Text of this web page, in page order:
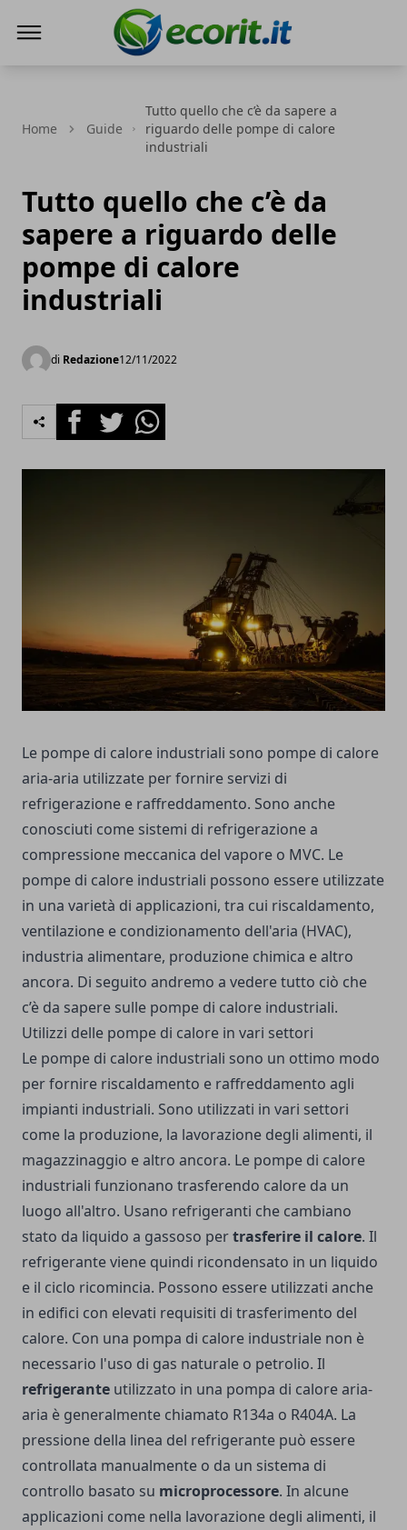
Home Guide
Tutto quello che c’è da sapere a
riguardo delle pompe di calore
industriali
Tutto quello che c’è da
sapere a riguardo delle
pompe di calore
industriali
di Redazione12/11/2022
FacebookTwitterWhatsapp
Le pompe di calore industriali sono pompe di calore
aria-aria utilizzate per fornire servizi di
refrigerazione e raffreddamento. Sono anche
conosciuti come sistemi di refrigerazione a
compressione meccanica del vapore o MVC. Le
pompe di calore industriali possono essere utilizzate
in una varietà di applicazioni, tra cui riscaldamento,
ventilazione e condizionamento dell'aria (HVAC),
industria alimentare, produzione chimica e altro
ancora. Di seguito andremo a vedere tutto ciò che
c’è da sapere sulle pompe di calore industriali.
Utilizzi delle pompe di calore in vari settori
Le pompe di calore industriali sono un ottimo modo
per fornire riscaldamento e raffreddamento agli
impianti industriali. Sono utilizzati in vari settori
come la produzione, la lavorazione degli alimenti, il
magazzinaggio e altro ancora. Le pompe di calore
industriali funzionano trasferendo calore da un
luogo all'altro. Usano refrigeranti che cambiano
stato da liquido a gassoso pertrasferire il calore. Il
refrigerante viene quindi ricondensato in un liquido
e il ciclo ricomincia. Possono essere utilizzati anche
in edifici con elevati requisiti di trasferimento del
calore. Con una pompa di calore industriale non è
necessario l'uso di gas naturale o petrolio. Il
refrigerante utilizzato in una pompa di calore aria-
aria è generalmente chiamato R134a o R404A. La
pressione della linea del refrigerante può essere
controllata manualmente o da un sistema di
controllo basato su microprocessore. In alcune
applicazioni come nella lavorazione degli alimenti, il